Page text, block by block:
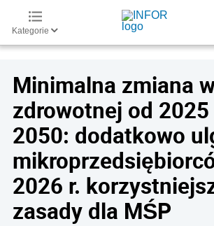
Kategorie
Minimalna zmiana
zdrowotnej od 2025
2050: dodatkowo
2026 r.
zasady dla MŚP